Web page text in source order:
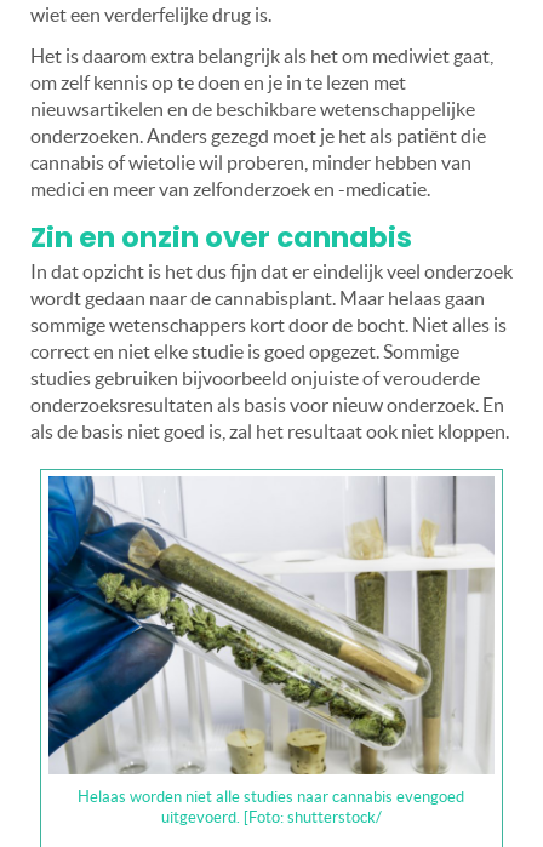
wiet een verderfelijke drug is.
Het is daarom extra belangrijk als het om mediwiet gaat,
om zelf kennis op te doen en je in te lezen met
nieuwsartikelen en de beschikbare wetenschappelijke
onderzoeken. Anders gezegd moet je het als patiënt die
cannabis of wietolie wil proberen, minder hebben van
medici en meer van zelfonderzoek en -medicatie.
Zin en onzin over cannabis
In dat opzicht is het dus fijn dat er eindelijk veel onderzoek
wordt gedaan naar de cannabisplant. Maar helaas gaan
sommige wetenschappers kort door de bocht. Niet alles is
correct en niet elke studie is goed opgezet. Sommige
studies gebruiken bijvoorbeeld onjuiste of verouderde
onderzoeksresultaten als basis voor nieuw onderzoek. En
als de basis niet goed is, zal het resultaat ook niet kloppen.
Helaas worden niet alle studies naar cannabis evengoed
uitgevoerd. [Foto: shutterstock/